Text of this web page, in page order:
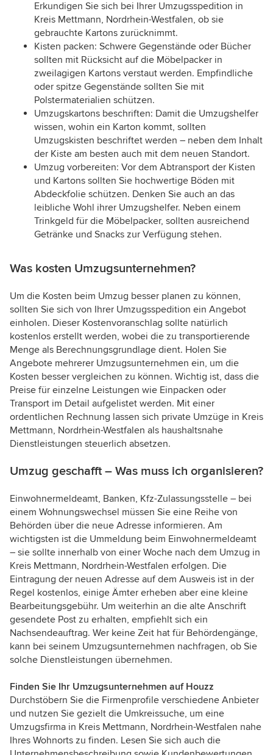
Erkundigen Sie sich bei Ihrer Umzugsspedition in
Kreis Mettmann, Nordrhein-Westfalen, ob sie
gebrauchte Kartons zurücknimmt.
Kisten packen: Schwere Gegenstände oder Bücher
sollten mit Rücksicht auf die Möbelpacker in
zweilagigen Kartons verstaut werden. Empfindliche
oder spitze Gegenstände sollten Sie mit
Polstermaterialien schützen.
Umzugskartons beschriften: Damit die Umzugshelfer
wissen, wohin ein Karton kommt, sollten
Umzugskisten beschriftet werden – neben dem Inhalt
der Kiste am besten auch mit dem neuen Standort.
Umzug vorbereiten: Vor dem Abtransport der Kisten
und Kartons sollten Sie hochwertige Böden mit
Abdeckfolie schützen. Denken Sie auch an das
leibliche Wohl ihrer Umzugshelfer. Neben einem
Trinkgeld für die Möbelpacker, sollten ausreichend
Getränke und Snacks zur Verfügung stehen.
Was kosten Umzugsunternehmen?
Um die Kosten beim Umzug besser planen zu können,
sollten Sie sich von Ihrer Umzugsspedition ein Angebot
einholen. Dieser Kostenvoranschlag sollte natürlich
kostenlos erstellt werden, wobei die zu transportierende
Menge als Berechnungsgrundlage dient. Holen Sie
Angebote mehrerer Umzugsunternehmen ein, um die
Kosten besser vergleichen zu können. Wichtig ist, dass die
Preise für einzelne Leistungen wie Einpacken oder
Transport im Detail aufgelistet werden. Mit einer
ordentlichen Rechnung lassen sich private Umzüge in Kreis
Mettmann, Nordrhein-Westfalen als haushaltsnahe
Dienstleistungen steuerlich absetzen.
Umzug geschafft – Was muss ich organisieren?
Einwohnermeldeamt, Banken, Kfz-Zulassungsstelle – bei
einem Wohnungswechsel müssen Sie eine Reihe von
Behörden über die neue Adresse informieren. Am
wichtigsten ist die Ummeldung beim Einwohnermeldeamt
– sie sollte innerhalb von einer Woche nach dem Umzug in
Kreis Mettmann, Nordrhein-Westfalen erfolgen. Die
Eintragung der neuen Adresse auf dem Ausweis ist in der
Regel kostenlos, einige Ämter erheben aber eine kleine
Bearbeitungsgebühr. Um weiterhin an die alte Anschrift
gesendete Post zu erhalten, empfiehlt sich ein
Nachsendeauftrag. Wer keine Zeit hat für Behördengänge,
kann bei seinem Umzugsunternehmen nachfragen, ob Sie
solche Dienstleistungen übernehmen.
Finden Sie Ihr Umzugsunternehmen auf Houzz
Durchstöbern Sie die Firmenprofile verschiedene Anbieter
und nutzen Sie gezielt die Umkreissuche, um eine
Umzugsfirma in Kreis Mettmann, Nordrhein-Westfalen nahe
Ihres Wohnorts zu finden. Lesen Sie sich auch die